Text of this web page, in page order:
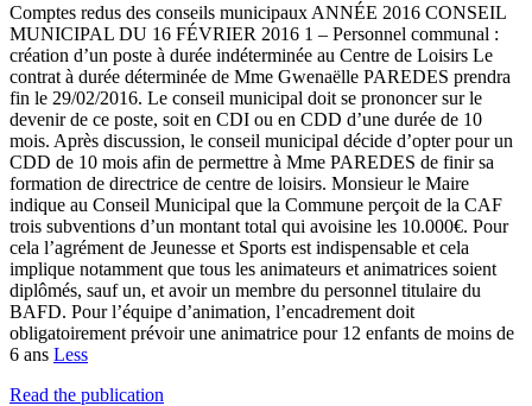
Comptes redus des conseils municipaux ANNÉE 2016 CONSEIL
MUNICIPAL DU 16 FÉVRIER 2016 1 – Personnel communal :
création d’un poste à durée indéterminée au Centre de Loisirs Le
contrat à durée déterminée de Mme Gwenaëlle PAREDES prendra
fin le 29/02/2016. Le conseil municipal doit se prononcer sur le
devenir de ce poste, soit en CDI ou en CDD d’une durée de 10
mois. Après discussion, le conseil municipal décide d’opter pour un
CDD de 10 mois afin de permettre à Mme PAREDES de finir sa
formation de directrice de centre de loisirs. Monsieur le Maire
indique au Conseil Municipal que la Commune perçoit de la CAF
trois subventions d’un montant total qui avoisine les 10.000€. Pour
cela l’agrément de Jeunesse et Sports est indispensable et cela
implique notamment que tous les animateurs et animatrices soient
diplômés, sauf un, et avoir un membre du personnel titulaire du
BAFD. Pour l’équipe d’animation, l’encadrement doit
obligatoirement prévoir une animatrice pour 12 enfants de moins de
6 ans Less
Read the publication